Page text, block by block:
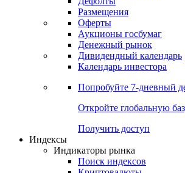
Получить доступ
Календарь
Календарь событий
Дефолты
Размещения
Оферты
Аукционы госбумаг
Денежный рынок
Дивидендный календарь
Календарь инвестора
Попробуйте7-дневный
Получить доступ